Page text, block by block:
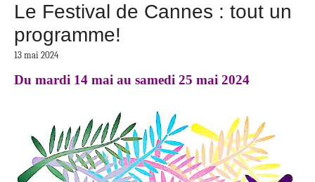
Le Festival de Cannes : tout un
programme!
13 mai 2024
Du mardi 14 mai au samedi 25 mai 2024